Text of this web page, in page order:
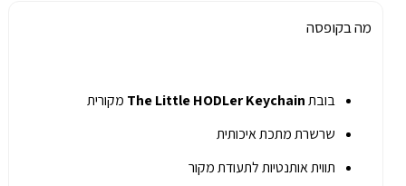
מה בקופסה
בובתThe Little HODLer Keychainמקורית
שרשרת מתכת איכותית
תווית אותנטיות לתעודת מקור